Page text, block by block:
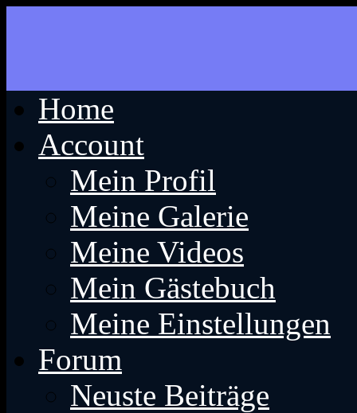
Home
Account
Mein Profil
Meine Galerie
Meine Videos
Mein Gästebuch
Meine Einstellungen
Forum
Neuste Beiträge